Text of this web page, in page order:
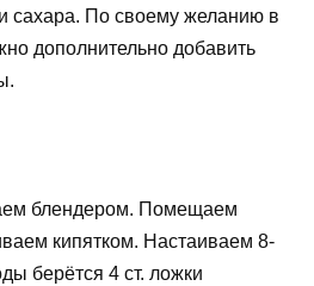
сахара. По своему желанию в
дополнительно добавить
блендером. Помещаем
кипятком. Настаиваем 8-
берётся 4 ст. ложки